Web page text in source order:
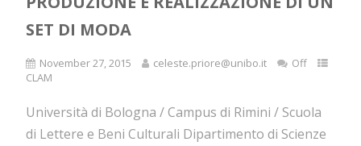
SET DI MODA
November 27, 2015 celeste.priore@unibo.it
Off
CLAM
Università di Bologna / Campus di Rimini / Scuola
di Lettere e Beni Culturali Dipartimento di Scienze